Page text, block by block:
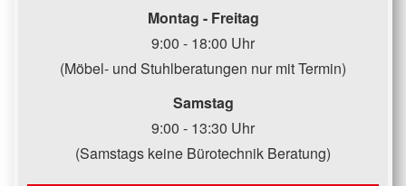
Montag - Freitag
9:00 - 18:00 Uhr
(Möbel- und Stuhlberatungen nur mit Termin)
Samstag
9:00 - 13:30 Uhr
(Samstags keine Bürotechnik Beratung)